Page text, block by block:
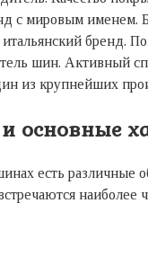
с мировым именем.
бренд.
шин. Активный
из крупнейших
основные
есть различные